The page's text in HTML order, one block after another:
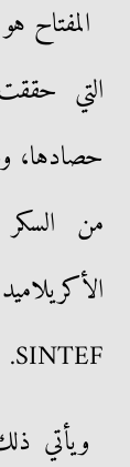
المفتاح
التي
حصادها،
من
SINTEF.
ويأتي